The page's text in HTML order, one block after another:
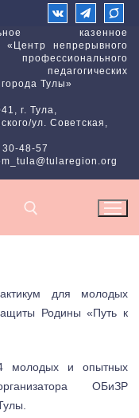
казенное
«Центр непрерывного
профессионального
педагогических
Тулы»
г. Тула,
ул. Советская,
48-57
для молодых
Родины «Путь к
молодых и опытных
ОБиЗР